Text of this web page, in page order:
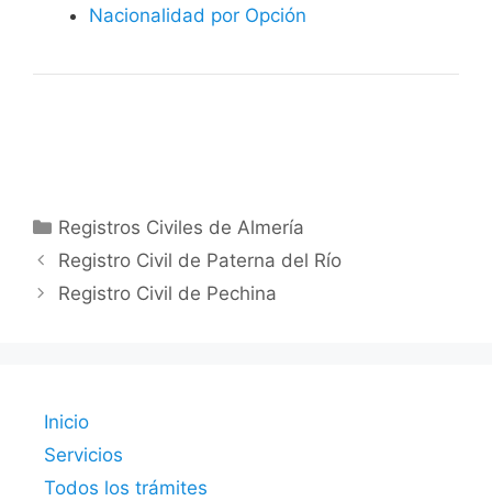
Nacionalidad por Opción
Categorías
Registros Civiles de Almería
Registro Civil de Paterna del Río
Registro Civil de Pechina
Inicio
Servicios
Todos los trámites